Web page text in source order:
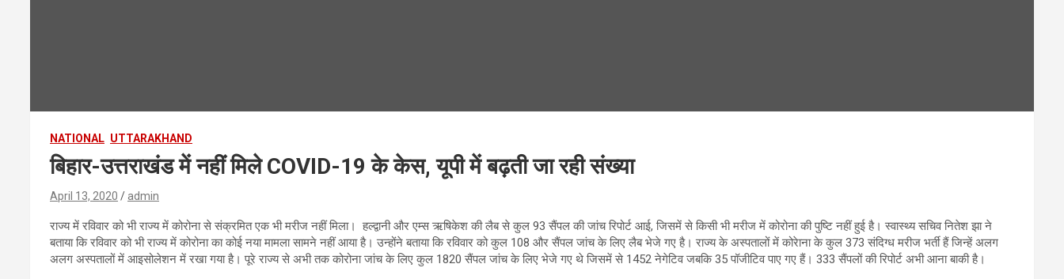
NATIONAL UTTARAKHAND
बिहार-उत्तराखंड में नहीं मिले COVID-19 के केस, यूपी में बढ़ती जा रही संख्या
April 13, 2020 admin
राज्य में रविवार को भी राज्य में कोरोना से संक्रमित एक भी मरीज नहीं मिला। हल्द्वानी और एम्स ऋषिकेश की लैब से कुल 93 सैंपल की जांच रिपोर्ट आई, जिसमें से किसी भी मरीज में कोरोना की पुष्टि नहीं हुई है। स्वास्थ्य सचिव नितेश झा ने
बताया कि रविवार को भी राज्य में कोरोना का कोई नया मामला सामने नहीं आया है। उन्होंने बताया कि रविवार को कुल 108 और सैंपल जांच के लिए लैब भेजे गए है। राज्य के अस्पतालों में कोरेाना के कुल 373 संदिग्ध मरीज भर्ती हैं जिन्हें अलग
अलग अस्पतालों में आइसोलेशन में रखा गया है। पूरे राज्य से अभी तक कोरोना जांच के लिए कुल 1820 सैंपल जांच के लिए भेजे गए थे जिसमें से 1452 नेगेटिव जबकि 35 पॉजीटिव पाए गए हैं। 333 सैंपलों की रिपोर्ट अभी आना बाकी है।